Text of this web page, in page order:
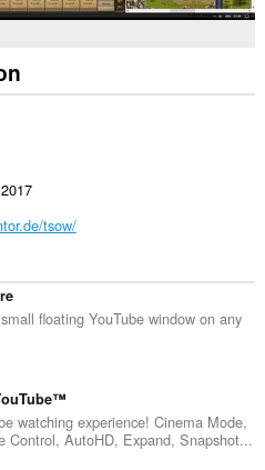
tsow/
floating YouTube window on any
watching experience! Cinema Mode,
Control, AutoHD, Expand, Snapshot...